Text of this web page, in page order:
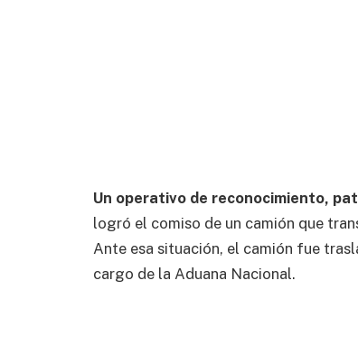
Un operativo de reconocimiento,
logró el comiso de un camión que
Ante esa situación, el camión fue
cargo de la Aduana Nacional.